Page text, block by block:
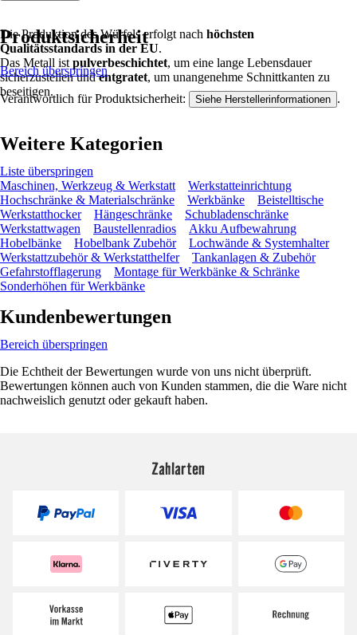
Die Produktion des Würfels erfolgt nach höchsten
Qualitätsstandards in der EU.
Das Metall ist pulverbeschichtet, um eine lange Lebensdauer
sicherzustellen undentgratet, um unangenehme Schnittkanten zu
beseitigen.
Produktsicherheit
Bereich überspringen
Verantwortlich für Produktsicherheit: Siehe Herstellerinformationen .
Weitere Kategorien
Liste überspringen
Maschinen, Werkzeug & Werkstatt
Werkstatteinrichtung
Hochschränke & Materialschränke
Werkbänke
Beistelltische
Werkstatthocker
Hängeschränke
Schubladenschränke
Werkstattwagen
Baustellenradios
Akku Aufbewahrung
Hobelbänke
Hobelbank Zubehör
Lochwände & Systemhalter
Werkstattzubehör & Werkstatthelfer
Tankanlagen & Zubehör
Gefahrstofflagerung
Montage für Werkbänke & Schränke
Sonderhöhen für Werkbänke
Kundenbewertungen
Bereich überspringen
Die Echtheit der Bewertungen wurde von uns nicht überprüft.
Bewertungen können auch von Kunden stammen, die die Ware nicht
nachweislich genutzt oder gekauft haben.
Zahlarten